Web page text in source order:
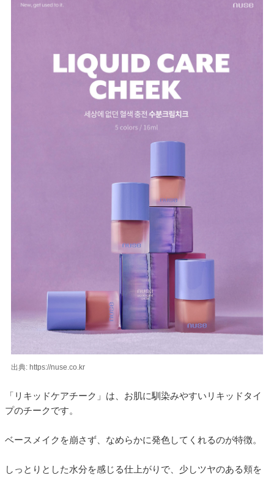
出典: https://nuse.co.kr
「リキッドケアチーク」は、お肌に馴染みやすいリキッドタイ
プのチークです。
ベースメイクを崩さず、なめらかに発色してくれるのが特徴。
しっとりとした水分を感じる仕上がりで、少しツヤのある頬を